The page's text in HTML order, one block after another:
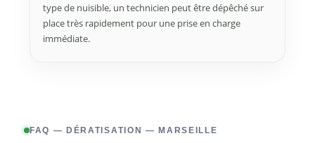
type de nuisible, un technicien peut être dépêché sur
place très rapidement pour une prise en charge
immédiate.
FAQ — DÉRATISATION — MARSEILLE